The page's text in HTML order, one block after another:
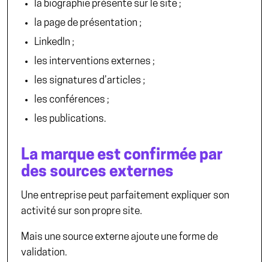
la biographie présente sur le site ;
la page de présentation ;
LinkedIn ;
les interventions externes ;
les signatures d’articles ;
les conférences ;
les publications.
La marque est confirmée par
des sources externes
Une entreprise peut parfaitement expliquer son
activité sur son propre site.
Mais une source externe ajoute une forme de
validation.